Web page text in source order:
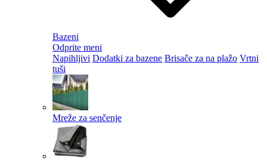
Bazeni
Odprite meni
Napihljivi Dodatki za bazene Brisače za na plažo Vrtni
tuši
Mreže za senčenje